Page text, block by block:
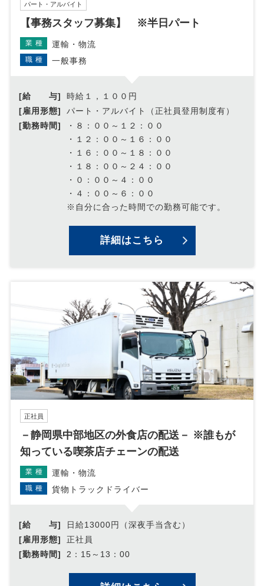
パート・アルバイト
【事務スタッフ募集】 ※半日パート
業種 運輸・物流
職種 一般事務
[給 与]
時給１，１００円
[雇用形態]
パート・アルバイト（正社員登用制度有）
[勤務時間]
・８：００～１２：００
・１２：００～１６：００
・１６：００～１８：００
・１８：００～２４：００
・０：００～４：００
・４：００～６：００
※自分に合った時間での勤務可能です。
詳細はこちら
正社員
－静岡県中部地区の外食店の配送－ ※誰もが
知っている喫茶店チェーンの配送
業種 運輸・物流
職種 貨物トラックドライバー
[給 与]
日給13000円（深夜手当含む）
[雇用形態]
正社員
[勤務時間]
2：15～13：00